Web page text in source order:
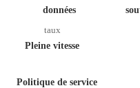
données
taux
Pleine vitesse
Politique de service